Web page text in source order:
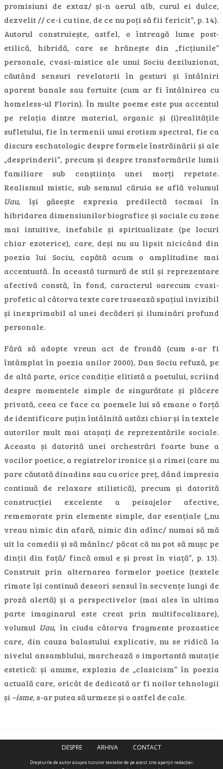
promisiuni de extaz/ și-n aerul alb, curul ei dulce,
dezvelit // ce-i cu tine, de ce nu poți să fii fericit”, p. 14).
Autorul construiește, astfel, o întreagă lume post-
etilică, hibridă, care se hrănește din „ficțiunile”
personale, cvasi-mistice ale unui Sociu deziluzionat,
căutând sensuri revelatorii în gesturi și întâlniri
aparent banale sau fortuite (cum ar fi întâlnirea cu
homeless-ul Florin). În multe poeme este pus accentul
pe relația dintre material, organic și (i)realitățile
sufletului, fie în termenii unui erotism spectral, fie ca
discurs eschatologic despre formele înstrăinării și ale
„desprinderii”, precum și despre transformările lumii
familiare sub conștiința unei morți repetate.
Realismul mistic, sub semnul căruia se află volumul
Uau, își găsește expresia predilectă tocmai în
hibridarea dimensiunilor biografice și sociale cu zone
mai intuitive, inefabile și spiritualizate (pe locuri
chiar ezoterice), care, deși nu au lipsit nicicând din
poezia lui Sociu, capătă acum o amplitudine mai
accentuată. În această turnură de stil și reprezentare
afectivă constă, în fond, caracterul oarecum cvasi-
profetic al câtorva texte care trasează spațiul invizibil
și inexprimabil al unei decăderi și iluminări profund
personale.
Fără să adopte vreun act de frondă (cum s-ar fi
întâmplat în poezia anilor 2000), Dan Sociu refuză, pe
de altă parte, orice condiție elitistă a poetului, scriind
despre momentele simple de singurătate și plăcere
privată, ceea ce face ca poemele lui să emane o forță
de identificare puțin întâlnită astăzi chiar și în textele
autorilor mult mai atașați de reprezentările sociale.
Aceasta și datorită unei orchestrări foarte bune a
vocilor poetice, a registrelor ironice și a rimei (care nu
pare căutată dinadins sau cu orice preț, dând impresia
continuă de relaxare stilistică), precum și datorită
construcției excelente a peisajelor afective,
rememorate prin elemente simple, dar esențiale („nu
vreau nimic din afară, nimic din adînc/ numai să mă
uit la comedii și să mănînc/ păcat că nu pot să mușc pe
dinții din față/ fincă omul e și prost în viață”, p. 13).
Construit prin alternarea formelor poetice (textele
rimate își continuă deseori sensul în secvențe lungi de
proză alertă) și a perspectivelor (mai ales în ultima
parte imaginarul este creat prin multifocalizare),
volumul Uau, în ciuda câtorva fragmente prozastice
care, din cauza balastului explicativ, nu se ridică la
nivelul ansamblului, marchează o importantă mutație
estetică: și anume, explozia de „clasicism” în poezia
actuală care, oricât de dedicată ar fi noilor tehnologii
și –isme, s-ar putea să urmeze și o astfel de cale.
DESPRE ARHIVA CONTACT
Drepturile de autor asupra tuturor textelor de pe acest site aparţin redacţiei.